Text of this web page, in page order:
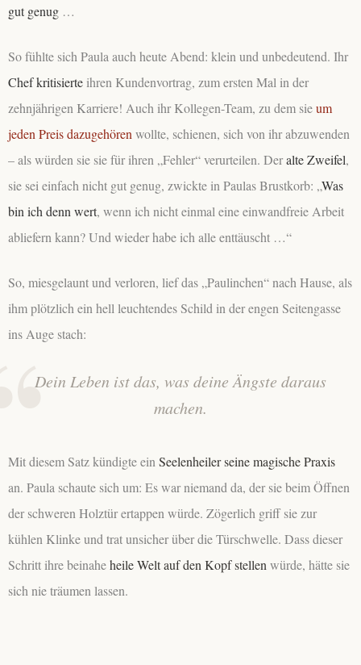
gut genug …
So fühlte sich Paula auch heute Abend: klein und unbedeutend. Ihr
Chef kritisierte ihren Kundenvortrag, zum ersten Mal in der
zehnjährigen Karriere! Auch ihr Kollegen-Team, zu dem sieum
jeden Preis dazugehören wollte, schienen, sich von ihr abzuwenden
– als würden sie sie für ihren „Fehler“ verurteilen. Deralte Zweifel,
sie sei einfach nicht gut genug, zwickte in Paulas Brustkorb: „Was
bin ich denn wert, wenn ich nicht einmal eine einwandfreie Arbeit
abliefern kann? Und wieder habe ich alle enttäuscht …“
So, miesgelaunt und verloren, lief das „Paulinchen“ nach Hause, als
ihm plötzlich ein hell leuchtendes Schild in der engen Seitengasse
ins Auge stach:
Dein Leben ist das, was deine Ängste daraus
machen.
Mit diesem Satz kündigte ein Seelenheiler seine magische Praxis
an. Paula schaute sich um: Es war niemand da, der sie beim Öffnen
der schweren Holztür ertappen würde. Zögerlich griff sie zur
kühlen Klinke und trat unsicher über die Türschwelle. Dass dieser
Schritt ihre beinaheheile Welt auf den Kopf stellen würde, hätte sie
sich nie träumen lassen.